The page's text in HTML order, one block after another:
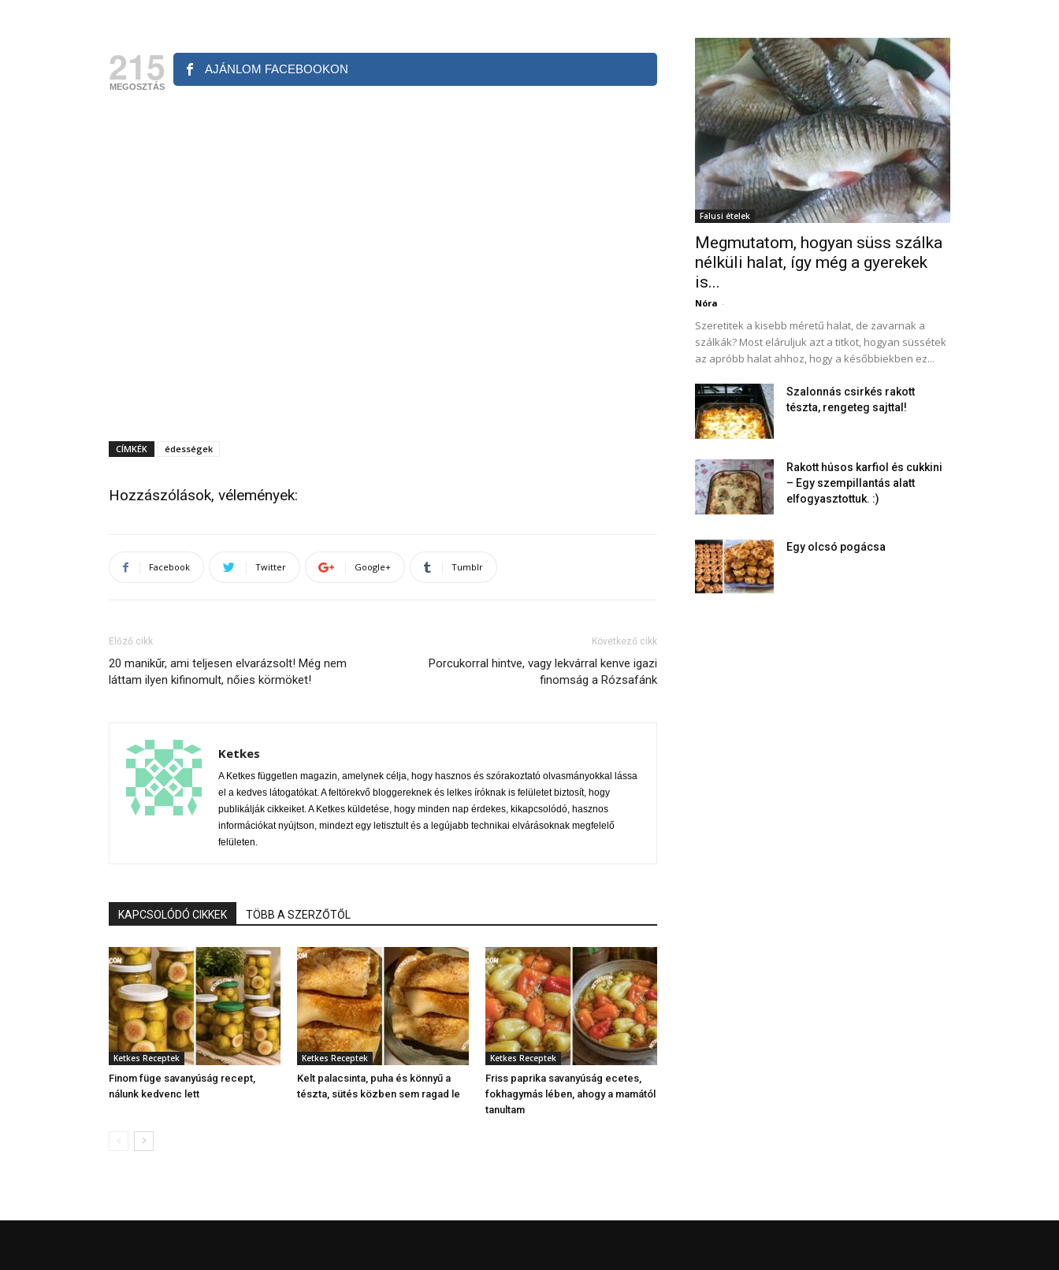
215
MEGOSZTÁS
AJÁNLOM FACEBOOKON
CÍMKÉK édességek
Hozzászólások, vélemények:
Facebook Twitter Google+ Tumblr
Előző cikk
20 manikűr, ami teljesen elvarázsolt! Még nem
láttam ilyen kifinomult, nőies körmöket!
Következő cikk
Porcukorral hintve, vagy lekvárral kenve igazi
finomság a Rózsafánk
Ketkes
A Ketkes független magazin, amelynek célja, hogy hasznos és szórakoztató olvasmányokkal lássa
el a kedves látogatókat. A feltörekvő bloggereknek és lelkes íróknak is felületet biztosít, hogy
publikálják cikkeiket. A Ketkes küldetése, hogy minden nap érdekes, kikapcsolódó, hasznos
információkat nyújtson, mindezt egy letisztult és a legújabb technikai elvárásoknak megfelelő
felületen.
KAPCSOLÓDÓ CIKKEK TÖBB A SZERZŐTŐL
Ketkes Receptek
Finom füge savanyúság recept,
nálunk kedvenc lett
Ketkes Receptek
Kelt palacsinta, puha és könnyű a
tészta, sütés közben sem ragad le
Ketkes Receptek
Friss paprika savanyúság ecetes,
fokhagymás lében, ahogy a mamától
tanultam
Falusi ételek
Megmutatom, hogyan süss szálka
nélküli halat, így még a gyerekek
is...
Nóra -
Szeretitek a kisebb méretű halat, de zavarnak a
szálkák? Most eláruljuk azt a titkot, hogyan süssétek
az apróbb halat ahhoz, hogy a későbbiekben ez...
Szalonnás csirkés rakott
tészta, rengeteg sajttal!
Rakott húsos karfiol és cukkini
– Egy szempillantás alatt
elfogyasztottuk. :)
Egy olcsó pogácsa